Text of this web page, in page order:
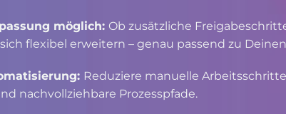
möglich: Ob zusätzliche
flexibel erweitern – genau passend zu
Reduziere manuelle
nachvollziehbare Prozesspfade.